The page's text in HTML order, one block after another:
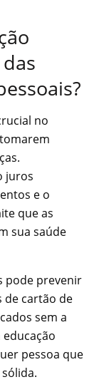
no
juros
e o
que as
sua saúde
pode prevenir
de cartão de
sem a
pessoa que